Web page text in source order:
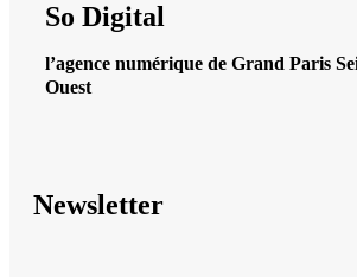
So Digital
l’agence numérique de Grand Paris
Ouest
Newsletter